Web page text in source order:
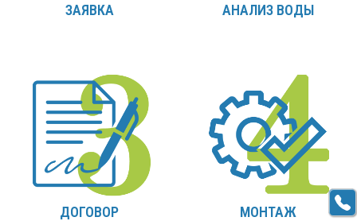
ЗАЯВКА АНАЛИЗ ВОДЫ
ДОГОВОР МОНТАЖ